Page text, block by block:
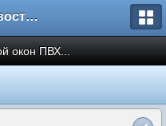
Форум Новостройки
окон ПВХ...